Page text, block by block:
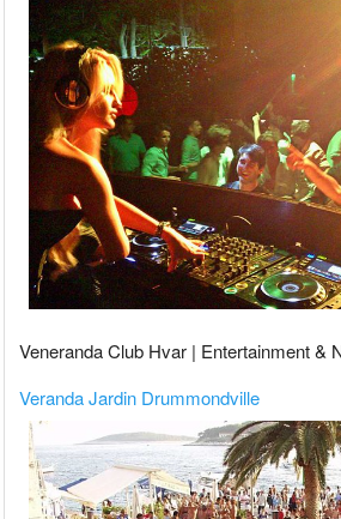
Veneranda Club Hvar | Entertainment &
Veranda Jardin Drummondville